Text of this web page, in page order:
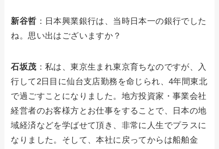
新谷哲 ：日本興業銀行は、当時日本一の銀行でした
ね。思い出はございますか？
石坂茂 ：私は、東京生まれ東京育ちなのですが、入
行して2日目に仙台支店勤務を命じられ、4年間東北
で過ごすことになりました。地方投資家・事業会社
経営者のお客様方とお仕事をすることで、日本の地
域経済などを学ばせて頂き、非常に人生でプラスに
なりました。そして、本社に戻ってからは船舶金